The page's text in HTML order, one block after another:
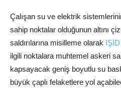
Çalışan su ve elektrik
sahip noktalar olduğunun altını
saldırılarına misilleme olarak IŞİD
ilgili noktalara muhtemel askeri
kapsayacak geniş boyutlu su
büyük çaplı felaketlere yol